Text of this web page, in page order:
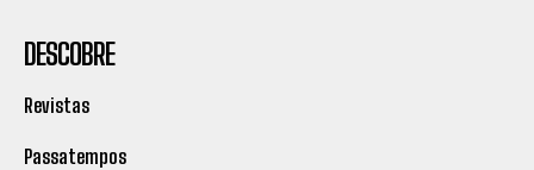
DESCOBRE
Revistas
Passatempos